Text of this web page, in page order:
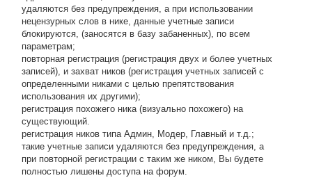
удаляются без предупреждения, а при использовании
нецензурных слов в нике, данные учетные записи
блокируются, (заносятся в базу забаненных), по всем
параметрам;
повторная регистрация (регистрация двух и более учетных
записей), и захват ников (регистрация учетных записей с
определенными никами с целью препятствования
использования их другими);
регистрация похожего ника (визуально похожего) на
существующий.
регистрация ников типа Админ, Модер, Главный и т.д.;
такие учетные записи удаляются без предупреждения, а
при повторной регистрации с таким же ником, Вы будете
полностью лишены доступа на форум.